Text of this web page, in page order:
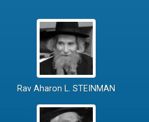
Rav Aharon L. STEINMAN